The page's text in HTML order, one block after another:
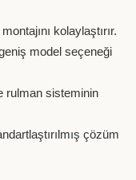
kolaylaştırır.
model seçeneği
rulman sisteminin
çözüm